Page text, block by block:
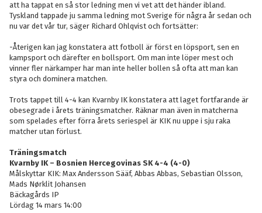
att ha tappat en så stor ledning men vi vet att det händer ibland.
Tyskland tappade ju samma ledning mot Sverige för några år sedan och
nu var det vår tur, säger Richard Ohlqvist och fortsätter:
-Återigen kan jag konstatera att fotboll är först en löpsport, sen en
kampsport och därefter en bollsport. Om man inte löper mest och
vinner fler närkamper har man inte heller bollen så ofta att man kan
styra och dominera matchen.
Trots tappet till 4-4 kan Kvarnby IK konstatera att laget fortfarande är
obesegrade i årets träningsmatcher. Räknar man även in matcherna
som spelades efter förra årets seriespel är KIK nu uppe i sju raka
matcher utan förlust.
Träningsmatch
Kvarnby IK – Bosnien Hercegovinas SK 4-4 (4-0)
Målskyttar KIK: Max Andersson Sääf, Abbas Abbas, Sebastian Olsson,
Mads Nørklit Johansen
Bäckagårds IP
Lördag 14 mars 14:00